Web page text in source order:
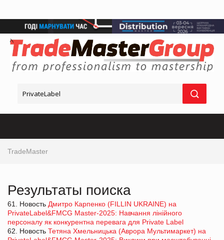
TradeMaster
Результаты поиска
61. Новость Дмитро Карпенко (FILLIN UKRAINE) на
PrivateLabel&FMCG Master-2025: Навчання лінійного
персоналу як конкурентна перевага для Private Label
62. Новость Тетяна Хмельницька (Аврора Мультимаркет) на